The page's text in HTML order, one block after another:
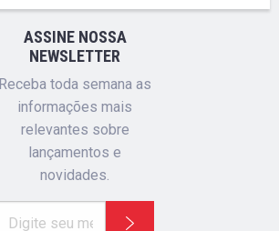
ASSINE NOSSA
NEWSLETTER
Receba toda semana as
informações mais
relevantes sobre
lançamentos e
novidades.